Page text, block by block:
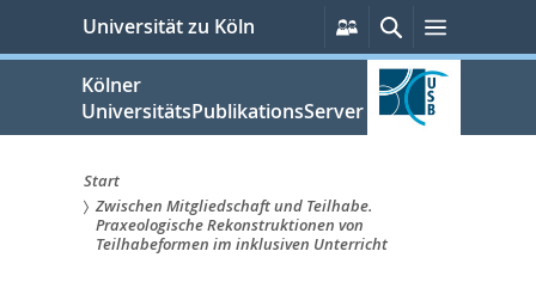
springen
Universität zu Köln
Persönliche
Services
SucheMenü
Kölner
UniversitätsPublikationsServer
Sie
Start
Zwischen Mitgliedschaft und Teilhabe.
Praxeologische Rekonstruktionen von
Teilhabeformen im inklusiven Unterricht